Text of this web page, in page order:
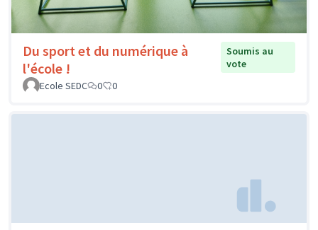
Du sport et du numérique à
l'école !
Soumis au
vote
Ecole SEDC
0 0